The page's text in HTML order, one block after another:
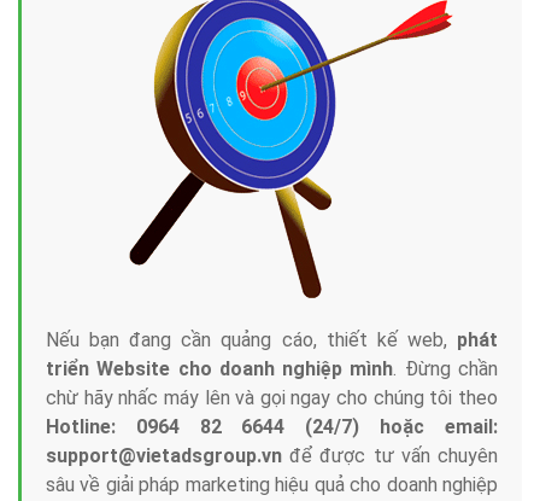
Nếu bạn đang cần quảng cáo, thiết kế web, phát
triển Website cho doanh nghiệp mình. Đừng chần
chừ hãy nhấc máy lên và gọi ngay cho chúng tôi theo
Hotline: 0964 82 6644 (24/7) hoặc email:
support@vietadsgroup.vn để được tư vấn chuyên
sâu về giải pháp marketing hiệu quả cho doanh nghiệp